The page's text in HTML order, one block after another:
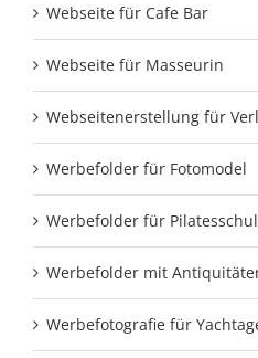
Webseite für Cafe Bar
Webseite für Masseurin
Webseitenerstellung für
Werbefolder für Fotomodel
Werbefolder für
Werbefolder mit
Werbefotografie für